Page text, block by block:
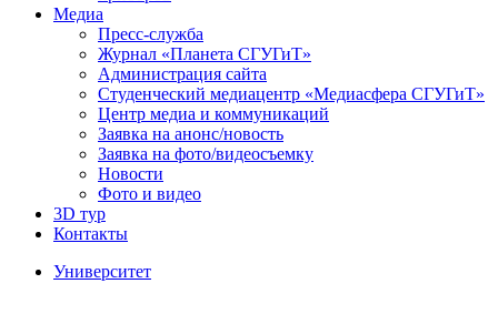
Медиа
Пресс-служба
Журнал «Планета СГУГиТ»
Администрация сайта
Студенческий медиацентр «Медиасфера СГУГиТ»
Центр медиа и коммуникаций
Заявка на анонс/новость
Заявка на фото/видеосъемку
Новости
Фото и видео
3D тур
Контакты
Университет